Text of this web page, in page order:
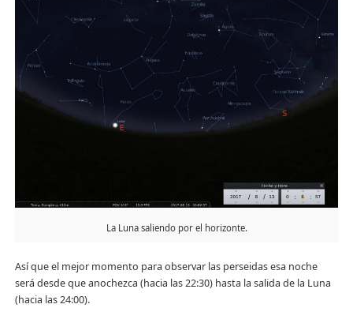
La Luna saliendo por el horizonte.
Así que el mejor momento para observar las perseidas esa noche
será desde que anochezca (hacia las 22:30) hasta la salida de la Luna
(hacia las 24:00).